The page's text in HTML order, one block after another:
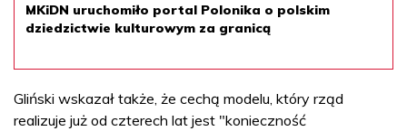
MKiDN uruchomiło portal Polonika o polskim
dziedzictwie kulturowym za granicą
Gliński wskazał także, że cechą modelu, który rząd
realizuje już od czterech lat jest "konieczność